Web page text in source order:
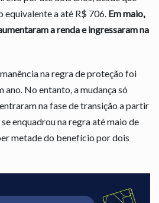
equivalente a até R$ 706. Em maio,
a renda e ingressaram na
na regra de proteção foi
ano. No entanto, a mudança só
na fase de transição a partir
enquadrou na regra até maio de
metade do benefício por dois